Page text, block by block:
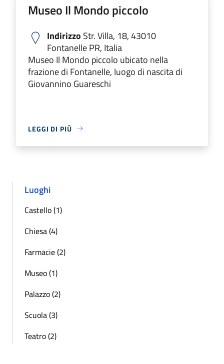
Museo Il Mondo piccolo
Indirizzo Str. Villa, 18, 43010
Fontanelle PR, Italia
Museo Il Mondo piccolo ubicato nella
frazione di Fontanelle, luogo di nascita di
Giovannino Guareschi
LEGGI DI PIÙ
Luoghi
Castello (1)
Chiesa (4)
Farmacie (2)
Museo (1)
Palazzo (2)
Scuola (3)
Teatro (2)